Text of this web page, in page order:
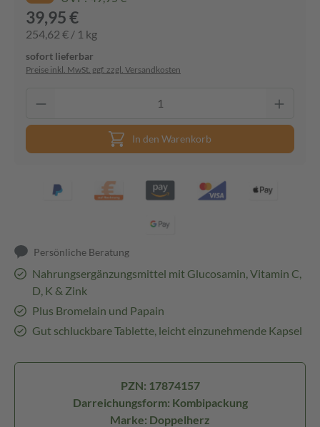
39,95 €
254,62 € / 1 kg
sofort lieferbar
Preise inkl. MwSt. ggf. zzgl. Versandkosten
In den Warenkorb
Persönliche Beratung
Nahrungsergänzungsmittel mit Glucosamin, Vitamin C,
D, K & Zink
Plus Bromelain und Papain
Gut schluckbare Tablette, leicht einzunehmende Kapsel
PZN: 17874157
Darreichungsform: Kombipackung
Marke: Doppelherz